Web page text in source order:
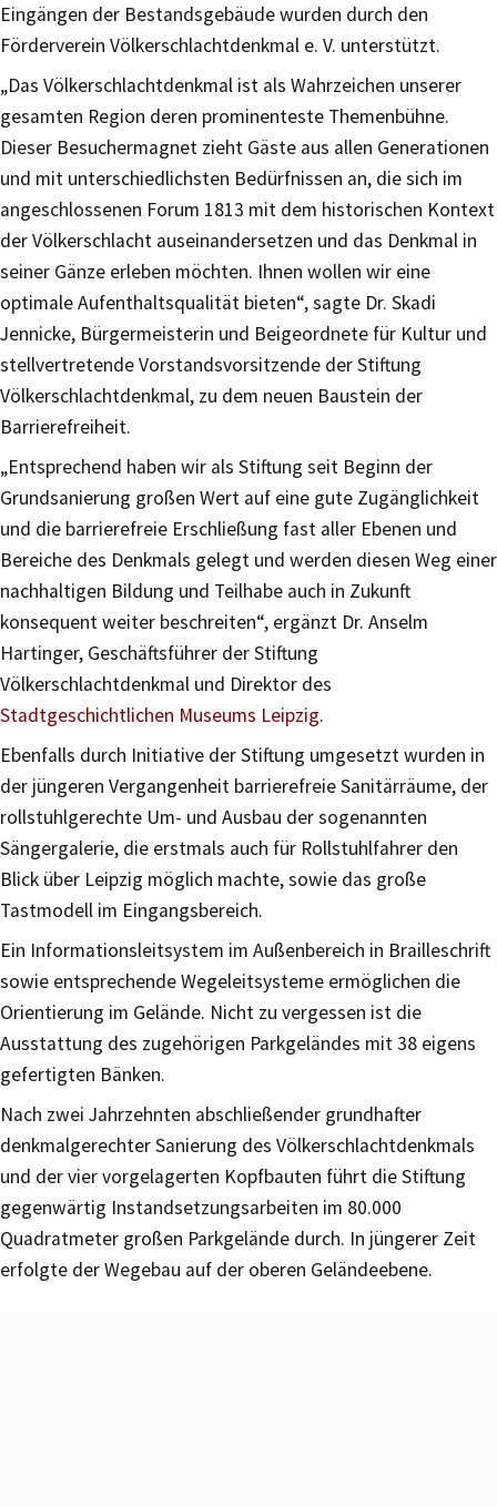
Eingängen der Bestandsgebäude wurden durch den
Förderverein Völkerschlachtdenkmal e. V. unterstützt.
„Das Völkerschlachtdenkmal ist als Wahrzeichen unserer
gesamten Region deren prominenteste Themenbühne.
Dieser Besuchermagnet zieht Gäste aus allen Generationen
und mit unterschiedlichsten Bedürfnissen an, die sich im
angeschlossenen Forum 1813 mit dem historischen Kontext
der Völkerschlacht auseinandersetzen und das Denkmal in
seiner Gänze erleben möchten. Ihnen wollen wir eine
optimale Aufenthaltsqualität bieten“, sagte Dr. Skadi
Jennicke, Bürgermeisterin und Beigeordnete für Kultur und
stellvertretende Vorstandsvorsitzende der Stiftung
Völkerschlachtdenkmal, zu dem neuen Baustein der
Barrierefreiheit.
„Entsprechend haben wir als Stiftung seit Beginn der
Grundsanierung großen Wert auf eine gute Zugänglichkeit
und die barrierefreie Erschließung fast aller Ebenen und
Bereiche des Denkmals gelegt und werden diesen Weg einer
nachhaltigen Bildung und Teilhabe auch in Zukunft
konsequent weiter beschreiten“, ergänzt Dr. Anselm
Hartinger, Geschäftsführer der Stiftung
Völkerschlachtdenkmal und Direktor des
Stadtgeschichtlichen Museums Leipzig.
Ebenfalls durch Initiative der Stiftung umgesetzt wurden in
der jüngeren Vergangenheit barrierefreie Sanitärräume, der
rollstuhlgerechte Um- und Ausbau der sogenannten
Sängergalerie, die erstmals auch für Rollstuhlfahrer den
Blick über Leipzig möglich machte, sowie das große
Tastmodell im Eingangsbereich.
Ein Informationsleitsystem im Außenbereich in Brailleschrift
sowie entsprechende Wegeleitsysteme ermöglichen die
Orientierung im Gelände. Nicht zu vergessen ist die
Ausstattung des zugehörigen Parkgeländes mit 38 eigens
gefertigten Bänken.
Nach zwei Jahrzehnten abschließender grundhafter
denkmalgerechter Sanierung des Völkerschlachtdenkmals
und der vier vorgelagerten Kopfbauten führt die Stiftung
gegenwärtig Instandsetzungsarbeiten im 80.000
Quadratmeter großen Parkgelände durch. In jüngerer Zeit
erfolgte der Wegebau auf der oberen Geländeebene.